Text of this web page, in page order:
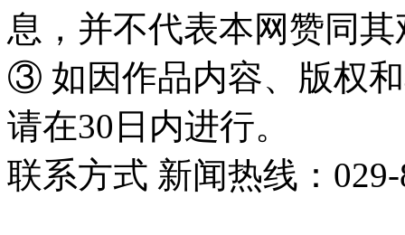
息，并不代表本网赞同
③ 如因作品内容、版权
请在30日内进行。
联系方式 新闻热线：029-